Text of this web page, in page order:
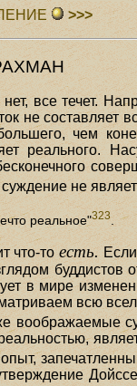
>>>
все течет.
не составляет
чем
реального.
не
реальное"323.
что-тоесть.
буддистов
в мире
всю
воображаемые